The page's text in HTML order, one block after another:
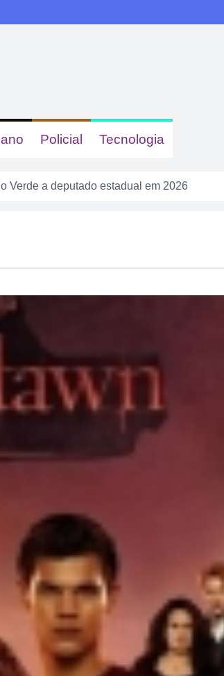
Policial Tecnologia
Verde a deputado estadual em 2026
de Acesso e colocar pressão no Rio Verde
agredida com chutes e soco na boca
dois dias, apanha, é ameaçado com
mas Ensino Médio acende alerta no
Autocross Brasil e define os campeões do
gratuita de vacinação em Rio Verde